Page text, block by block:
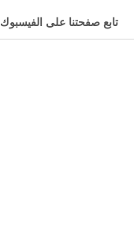
تابع صفحتنا على الفيسبوك